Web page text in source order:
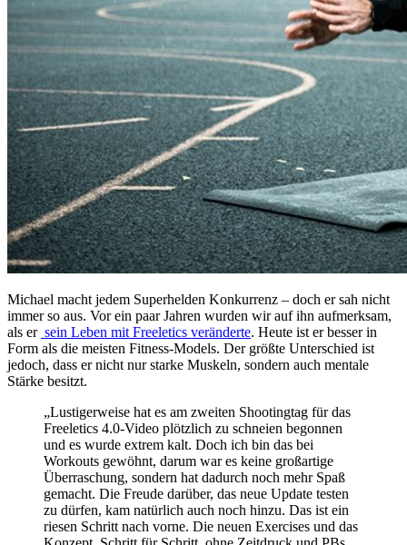
Michael macht jedem Superhelden Konkurrenz – doch er sah nicht
immer so aus. Vor ein paar Jahren wurden wir auf ihn aufmerksam,
als er sein Leben mit Freeletics veränderte. Heute ist er besser in
Form als die meisten Fitness-Models. Der größte Unterschied ist
jedoch, dass er nicht nur starke Muskeln, sondern auch mentale
Stärke besitzt.
„Lustigerweise hat es am zweiten Shootingtag für das
Freeletics 4.0-Video plötzlich zu schneien begonnen
und es wurde extrem kalt. Doch ich bin das bei
Workouts gewöhnt, darum war es keine großartige
Überraschung, sondern hat dadurch noch mehr Spaß
gemacht. Die Freude darüber, das neue Update testen
zu dürfen, kam natürlich auch noch hinzu. Das ist ein
riesen Schritt nach vorne. Die neuen Exercises und das